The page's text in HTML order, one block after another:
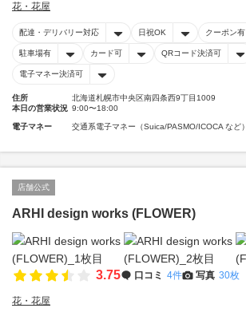
花・花屋
配達・デリバリー対応 日祝OK クーポン有
駐車場有 カード可 QRコード決済可
電子マネー決済可
住所
北海道札幌市中央区南四条西9丁目1009
本日の営業状況 9:00〜18:00
電子マネー 交通系電子マネー（Suica/PASMO/ICOCA など）
店舗公式
ARHI design works (FLOWER)
3.75 口コミ 4件 写真 30枚
花・花屋